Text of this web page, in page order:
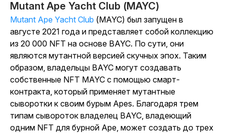
Mutant Ape Yacht Club (MAYC)
Mutant Ape Yacht Club (MAYC) был запущен в
августе 2021 года и представляет собой коллекцию
из 20 000 NFT на основе BAYC. По сути, они
являются мутантной версией скучных эпох. Таким
образом, владельцы BAYC могут создавать
собственные NFT MAYC с помощью смарт-
контракта, который применяет мутантные
сыворотки к своим бурым Apes. Благодаря трем
типам сывороток владелец BAYC, владеющий
одним NFT для бурной Ape, может создать до трех